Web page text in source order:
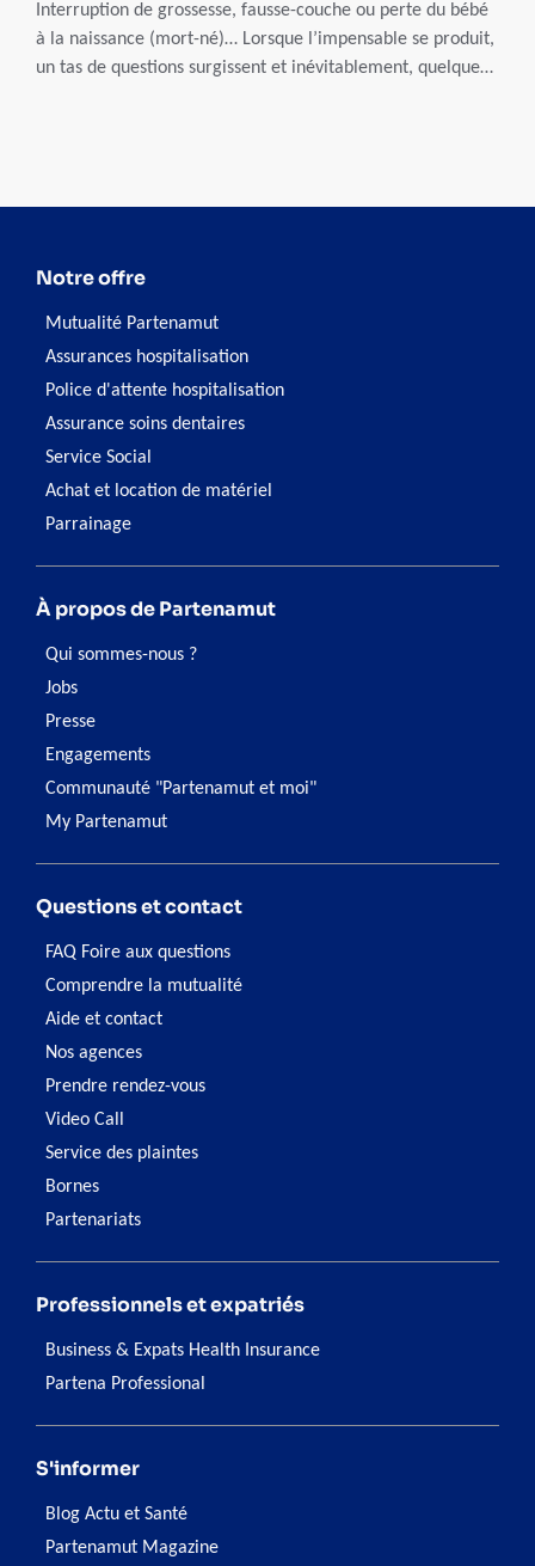
Interruption de grossesse, fausse-couche ou perte du bébé
à la naissance (mort-né)… Lorsque l’impensable se produit,
un tas de questions surgissent et inévitablement, quelques
Notre offre
Mutualité Partenamut
Assurances hospitalisation
Police d'attente hospitalisation
Assurance soins dentaires
Service Social
Achat et location de matériel
Parrainage
À propos de Partenamut
Qui sommes-nous ?
Jobs
Presse
Engagements
Communauté "Partenamut et moi"
My Partenamut
Questions et contact
FAQ Foire aux questions
Comprendre la mutualité
Aide et contact
Nos agences
Prendre rendez-vous
Video Call
Service des plaintes
Bornes
Partenariats
Professionnels et expatriés
Business & Expats Health Insurance
Partena Professional
S'informer
Blog Actu et Santé
Partenamut Magazine